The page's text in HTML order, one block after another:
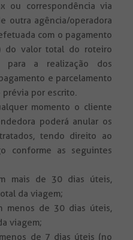
ou correspondência via
outra agência/operadora
com o pagamento
do valor total do roteiro
para a realização dos
e parcelamento
por escrito.
momento o cliente
poderá anular os
tendo direito ao
conforme as seguintes
mais de 30 dias úteis,
da viagem;
menos de 30 dias úteis,
viagem;
de 7 dias úteis (no